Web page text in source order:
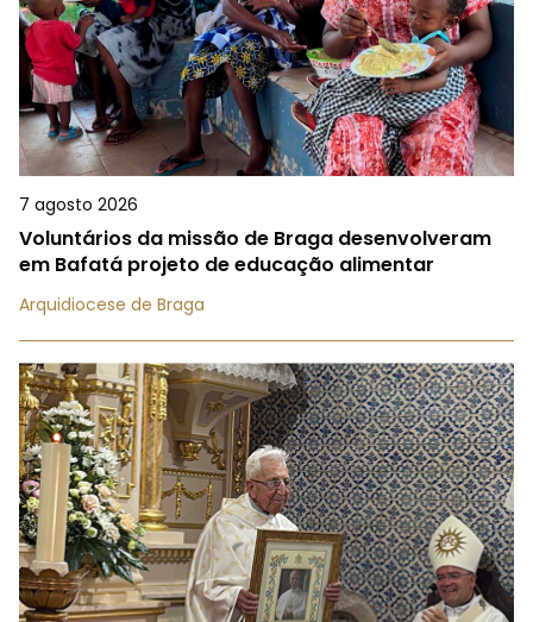
7 agosto 2026
Voluntários da missão de Braga desenvolveram
em Bafatá projeto de educação alimentar
Arquidiocese de Braga